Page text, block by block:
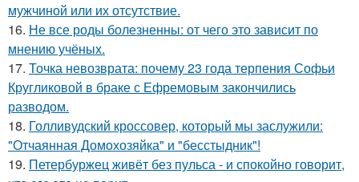
мужчиной или их отсутствие.
16. Не все роды болезненны: от чего это зависит по
мнению учёных.
17. Точка невозврата: почему 23 года терпения Софьи
Кругликовой в браке с Ефремовым закончились
разводом.
18. Голливудский кроссовер, который мы заслужили:
"Отчаянная Домохозяйка" и "бесстыдник"!
19. Петербуржец живёт без пульса - и спокойно говорит,